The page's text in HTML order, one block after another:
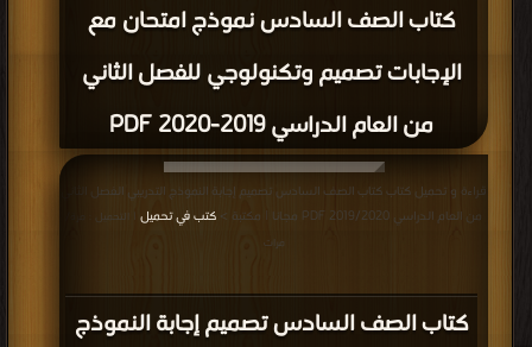
كتاب الصف السادس نموذج امتحان مع
الإجابات تصميم وتكنولوجي للفصل الثاني
من العام الدراسي 2019-2020 PDF
كتاب الصف السادس تصميم إجابة النموذج
قراءة و تحميل كتاب كتاب الصف السادس تصميم إجابة النموذج التدريبي الفصل الثاني
من العام الدراسي 2019/2020 PDF مجانا | مكتبة >
كتب في تحميل
| التحميل : مرة/
مرات